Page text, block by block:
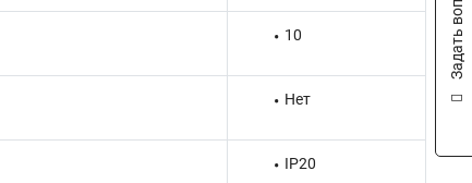
10
Нет
IP20
Задать вопрос